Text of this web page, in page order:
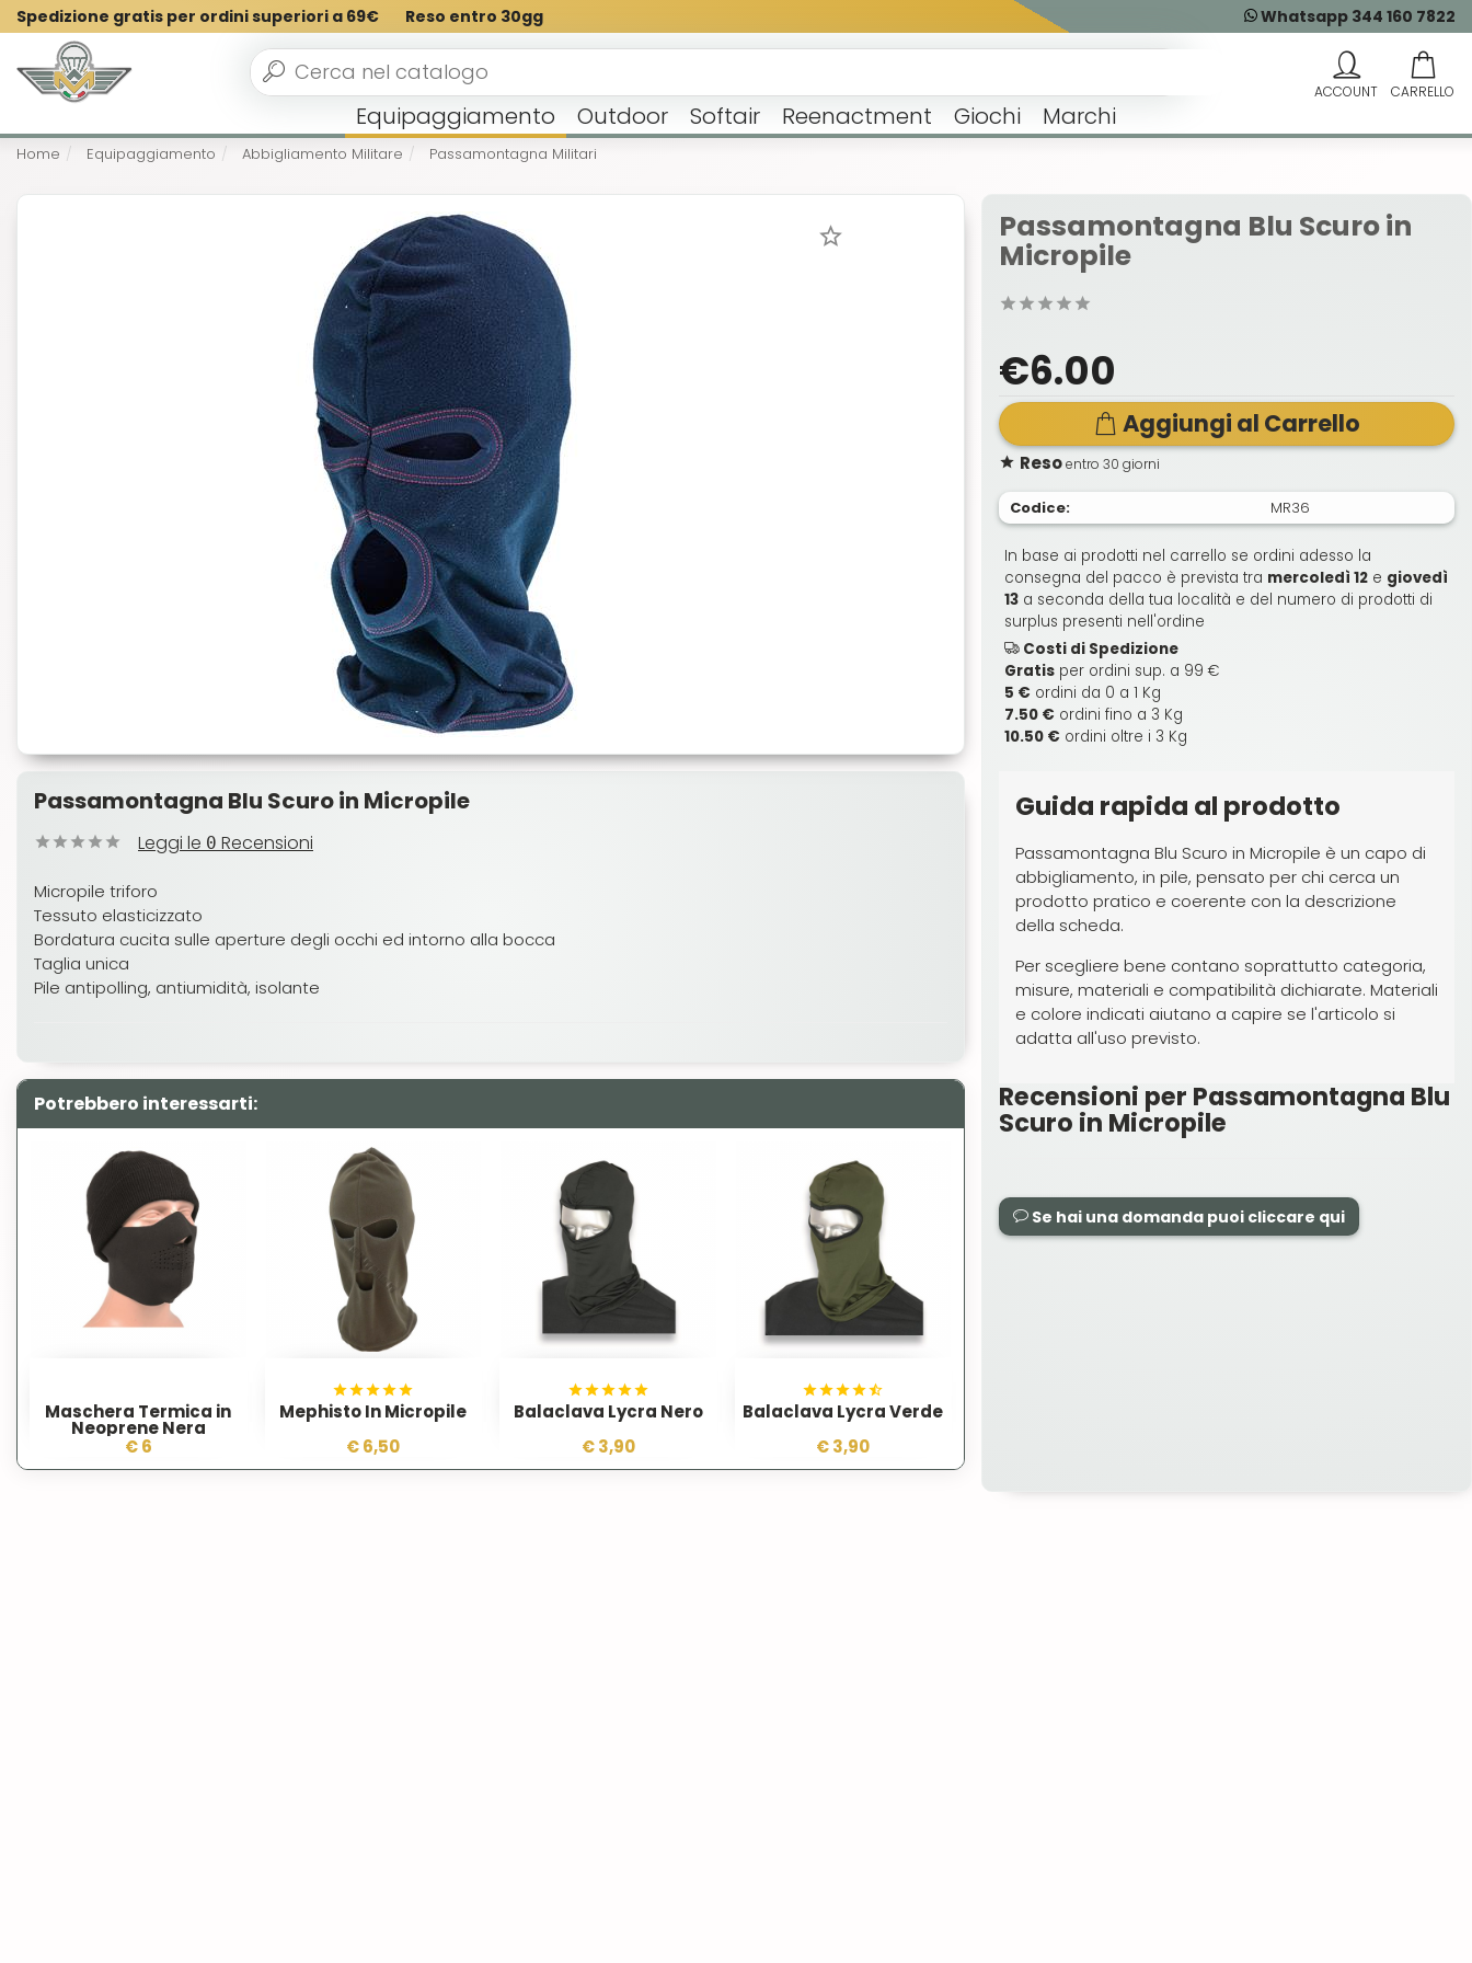
Spedizione gratis per ordini superiori a 69€ Reso entro 30gg Whatsapp 344 160 7822
Equipaggiamento Outdoor Softair Reenactment Giochi Marchi
Home Equipaggiamento Abbigliamento Militare Passamontagna Militari
Passamontagna Blu Scuro in Micropile
Leggi le 0 Recensioni
Micropile triforo
Tessuto elasticizzato
Bordatura cucita sulle aperture degli occhi ed intorno alla bocca
Taglia unica
Pile antipolling, antiumidità, isolante
Potrebbero interessarti:
Maschera Termica in
Neoprene Nera
€ 6
Mephisto In Micropile
€ 6,50
Balaclava Lycra Nero
€ 3,90
Balaclava Lycra Verde
€ 3,90
Passamontagna Blu Scuro in
Micropile
€6.00
Aggiungi al Carrello
Resoentro 30 giorni
Codice: MR36
In base ai prodotti nel carrello se ordini adesso la
consegna del pacco è prevista tra mercoledì 12 e giovedì
13 a seconda della tua località e del numero di prodotti di
surplus presenti nell'ordine
Costi di Spedizione
Gratis per ordini sup. a 99 €
5 € ordini da 0 a 1 Kg
7.50 € ordini fino a 3 Kg
10.50 € ordini oltre i 3 Kg
Guida rapida al prodotto
Passamontagna Blu Scuro in Micropile è un capo di
abbigliamento, in pile, pensato per chi cerca un
prodotto pratico e coerente con la descrizione
della scheda.
Per scegliere bene contano soprattutto categoria,
misure, materiali e compatibilità dichiarate. Materiali
e colore indicati aiutano a capire se l'articolo si
adatta all'uso previsto.
Recensioni per Passamontagna Blu
Scuro in Micropile
Se hai una domanda puoi cliccare qui